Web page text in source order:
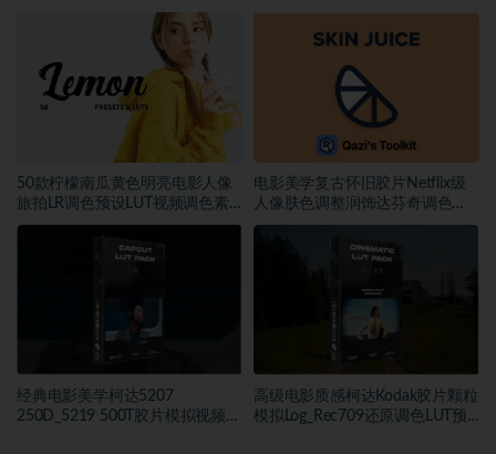
色素材
50款柠檬南瓜黄色明亮电影人像
旅拍LR调色预设LUT视频调色素
材
电影美学复古怀旧胶片Netflix级
人像肤色调整润饰达芬奇调色
DCTL插件
经典电影美学柯达5207
250D_5219 500T胶片模拟视频色
高级电影质感柯达Kodak胶片颗粒
模拟Log_Rec709还原调色LUT预